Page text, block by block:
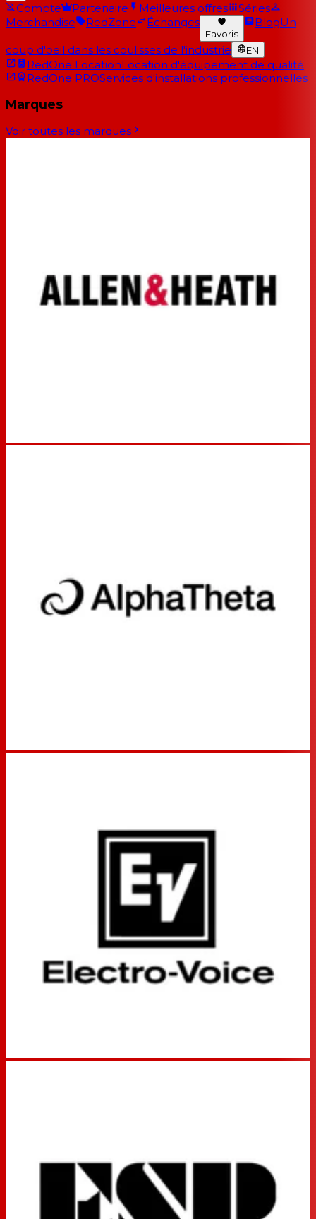
Compte Partenaire Meilleures offres
Séries
Merchandise
RedZone Échanges
Favoris
BlogUn
coup d'oeil dans les coulisses de l'industrie EN
RedOne LocationLocation d'équipement de qualité
RedOne PROServices d'installations professionnelles
Marques
Voir toutes les marques